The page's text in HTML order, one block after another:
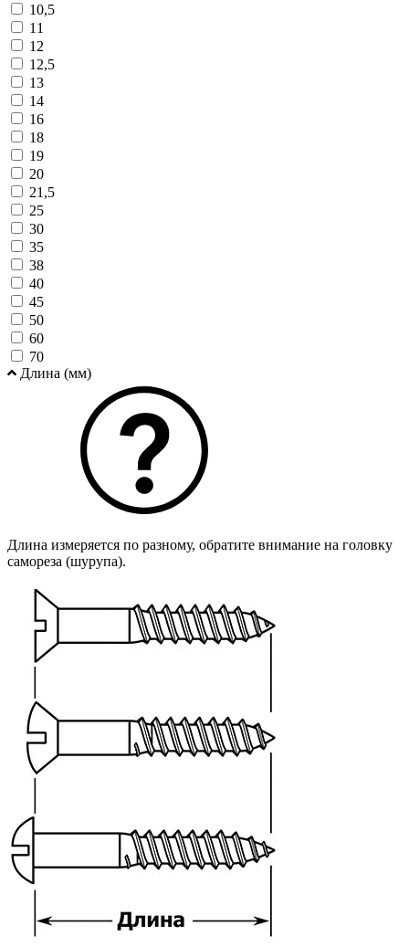
10,5
11
12
12,5
13
14
16
18
19
20
21,5
25
30
35
38
40
45
50
60
70
Длина (мм)
Длина измеряется по разному, обратите внимание на головку
самореза (шурупа).